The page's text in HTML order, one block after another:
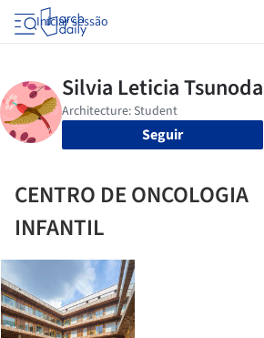
Iniciar sessão
Seguir
CENTRO DE ONCOLOGIA
INFANTIL